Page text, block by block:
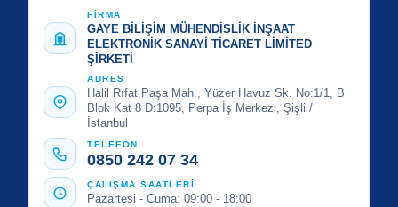
FİRMA
GAYE BİLİŞİM MÜHENDİSLİK İNŞAAT
ELEKTRONİK SANAYİ TİCARET LİMİTED
ŞİRKETİ
ADRES
Halil Rıfat Paşa Mah., Yüzer Havuz Sk. No:1/1, B
Blok Kat 8 D:1095, Perpa İş Merkezi, Şişli /
İstanbul
TELEFON
0850 242 07 34
ÇALIŞMA SAATLERİ
Pazartesi - Cuma: 09:00 - 18:00